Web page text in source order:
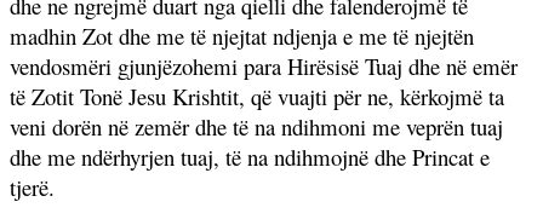
madhin Zot dhe me të njejtat ndjenja e me të njejtën
vendosmëri gjunjëzohemi para Hirësisë Tuaj dhe në emër
të Zotit Tonë Jesu Krishtit, që vuajti për ne, kërkojmë ta
veni dorën në zemër dhe të na ndihmoni me veprën tuaj
dhe me ndërhyrjen tuaj, të na ndihmojnë dhe Princat e
tjerë.